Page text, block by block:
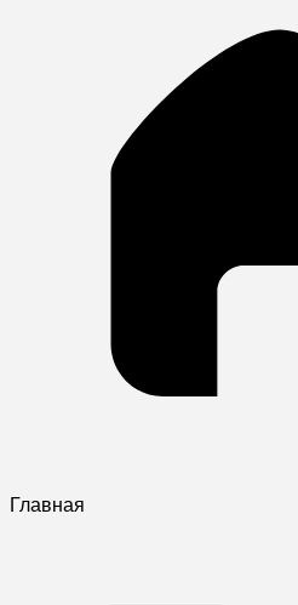
Главная